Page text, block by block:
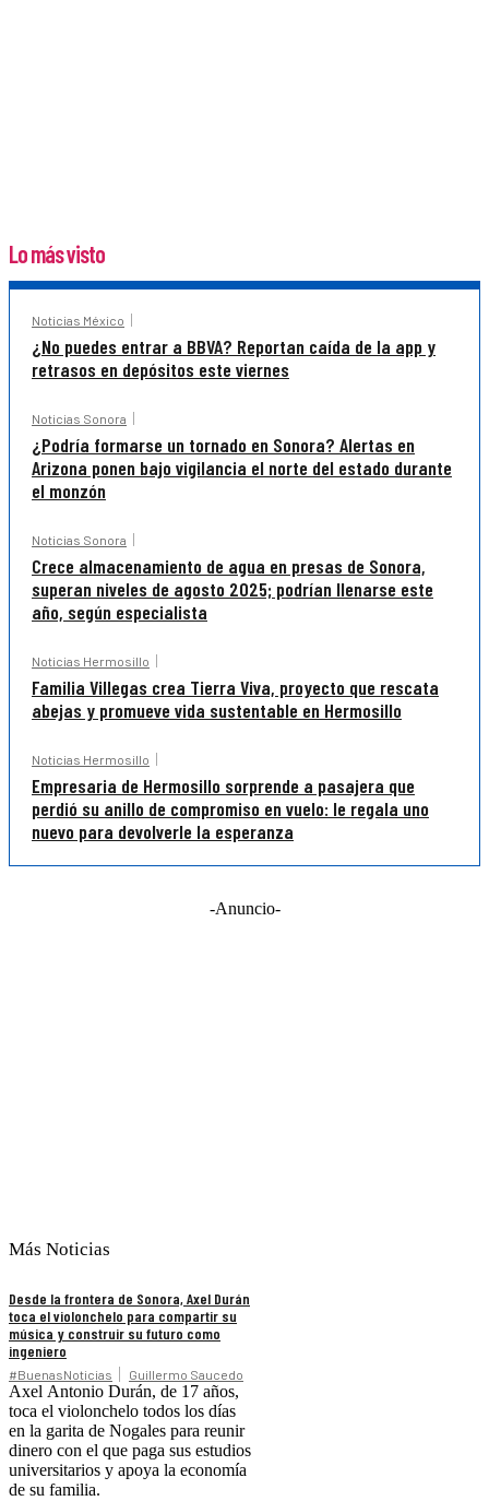
Lo más visto
Noticias México
¿No puedes entrar a BBVA? Reportan caída de la app y
retrasos en depósitos este viernes
Noticias Sonora
¿Podría formarse un tornado en Sonora? Alertas en
Arizona ponen bajo vigilancia el norte del estado durante
el monzón
Noticias Sonora
Crece almacenamiento de agua en presas de Sonora,
superan niveles de agosto 2025; podrían llenarse este
año, según especialista
Noticias Hermosillo
Familia Villegas crea Tierra Viva, proyecto que rescata
abejas y promueve vida sustentable en Hermosillo
Noticias Hermosillo
Empresaria de Hermosillo sorprende a pasajera que
perdió su anillo de compromiso en vuelo: le regala uno
nuevo para devolverle la esperanza
-Anuncio-
Más Noticias
Desde la frontera de Sonora, Axel Durán
toca el violonchelo para compartir su
música y construir su futuro como
ingeniero
#BuenasNoticias Guillermo Saucedo
Axel Antonio Durán, de 17 años,
toca el violonchelo todos los días
en la garita de Nogales para reunir
dinero con el que paga sus estudios
universitarios y apoya la economía
de su familia.